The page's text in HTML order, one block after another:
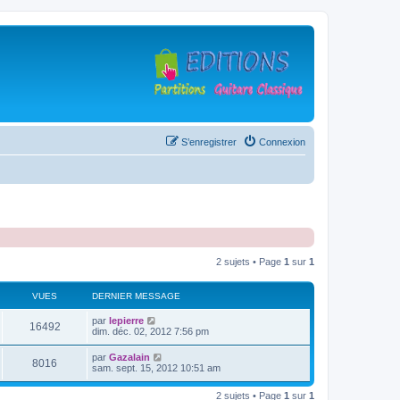
Connexion
S’enregistrer
2 sujets • Page 1 sur 1
VUES DERNIER MESSAGE
16492V
u
D
e
i
e
r
par lepierre
dim. déc. 02, 2012 7:56 pm
8016
u
D
e
n
par Gazalain
sam. sept. 15, 2012 10:51 am
2 sujets • Page 1 sur 1